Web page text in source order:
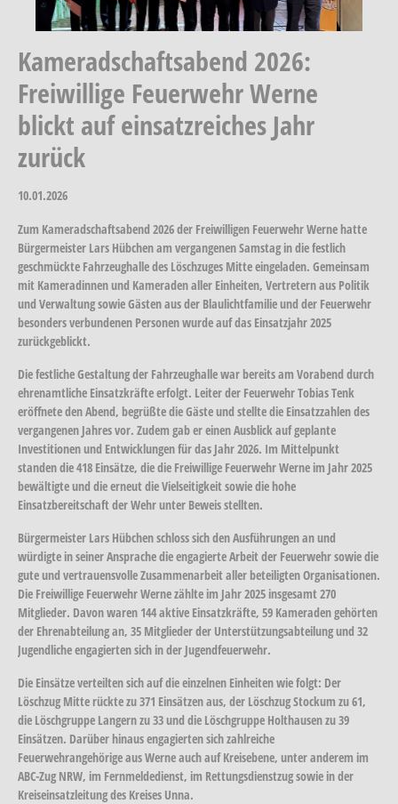
Kameradschaftsabend 2026:
Freiwillige Feuerwehr Werne
blickt auf einsatzreiches Jahr
zurück
10.01.2026
Zum Kameradschaftsabend 2026 der Freiwilligen Feuerwehr Werne hatte
Bürgermeister Lars Hübchen am vergangenen Samstag in die festlich
geschmückte Fahrzeughalle des Löschzuges Mitte eingeladen. Gemeinsam
mit Kameradinnen und Kameraden aller Einheiten, Vertretern aus Politik
und Verwaltung sowie Gästen aus der Blaulichtfamilie und der Feuerwehr
besonders verbundenen Personen wurde auf das Einsatzjahr 2025
zurückgeblickt.
Die festliche Gestaltung der Fahrzeughalle war bereits am Vorabend durch
ehrenamtliche Einsatzkräfte erfolgt. Leiter der Feuerwehr Tobias Tenk
eröffnete den Abend, begrüßte die Gäste und stellte die Einsatzzahlen des
vergangenen Jahres vor. Zudem gab er einen Ausblick auf geplante
Investitionen und Entwicklungen für das Jahr 2026. Im Mittelpunkt
standen die 418 Einsätze, die die Freiwillige Feuerwehr Werne im Jahr 2025
bewältigte und die erneut die Vielseitigkeit sowie die hohe
Einsatzbereitschaft der Wehr unter Beweis stellten.
Bürgermeister Lars Hübchen schloss sich den Ausführungen an und
würdigte in seiner Ansprache die engagierte Arbeit der Feuerwehr sowie die
gute und vertrauensvolle Zusammenarbeit aller beteiligten Organisationen.
Die Freiwillige Feuerwehr Werne zählte im Jahr 2025 insgesamt 270
Mitglieder. Davon waren 144 aktive Einsatzkräfte, 59 Kameraden gehörten
der Ehrenabteilung an, 35 Mitglieder der Unterstützungsabteilung und 32
Jugendliche engagierten sich in der Jugendfeuerwehr.
Die Einsätze verteilten sich auf die einzelnen Einheiten wie folgt: Der
Löschzug Mitte rückte zu 371 Einsätzen aus, der Löschzug Stockum zu 61,
die Löschgruppe Langern zu 33 und die Löschgruppe Holthausen zu 39
Einsätzen. Darüber hinaus engagierten sich zahlreiche
Feuerwehrangehörige aus Werne auch auf Kreisebene, unter anderem im
ABC-Zug NRW, im Fernmeldedienst, im Rettungsdienstzug sowie in der
Kreiseinsatzleitung des Kreises Unna.